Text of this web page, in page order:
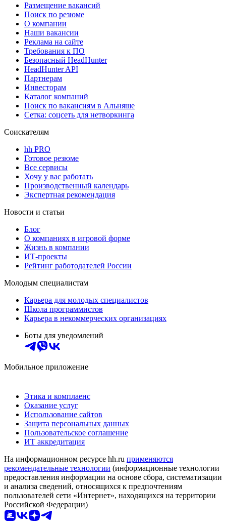
Размещение вакансий
Поиск по резюме
О компании
Наши вакансии
Реклама на сайте
Требования к ПО
Безопасный HeadHunter
HeadHunter API
Партнерам
Инвесторам
Каталог компаний
Поиск по вакансиям в Альняше
Сетка: соцсеть для нетворкинга
Соискателям
hh PRO
Готовое резюме
Все сервисы
Хочу у вас работать
Производственный календарь
Экспертная рекомендация
Новости и статьи
Блог
О компаниях в игровой форме
Жизнь в компании
ИТ-проекты
Рейтинг работодателей России
Молодым специалистам
Карьера для молодых специалистов
Школа программистов
Карьера в некоммерческих организациях
Боты для уведомлений
Мобильное приложение
Этика и комплаенс
Оказание услуг
Использование сайтов
Защита персональных данных
Пользовательское соглашение
ИТ аккредитация
На информационном ресурсе hh.ru применяются
рекомендательные технологии (информационные технологии
предоставления информации на основе сбора, систематизации
и анализа сведений, относящихся к предпочтениям
пользователей сети «Интернет», находящихся на территории
Российской Федерации)